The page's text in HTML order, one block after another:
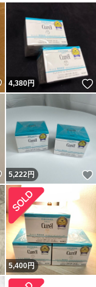
いいね！
4,380円
いいね！
5,222円
5,400円